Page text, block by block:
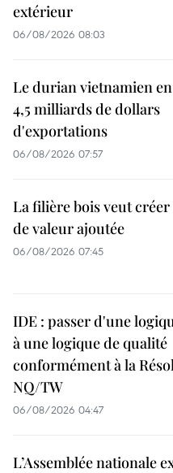
extérieur
06/08/2026 08:03
Le durian vietnamien
4,5 milliards de dollars
d'exportations
06/08/2026 07:57
La filière bois veut créer
de valeur ajoutée
06/08/2026 07:45
IDE : passer d'une
à une logique de qualité
conformément à la
NQ/TW
06/08/2026 04:47
L’Assemblée nationale